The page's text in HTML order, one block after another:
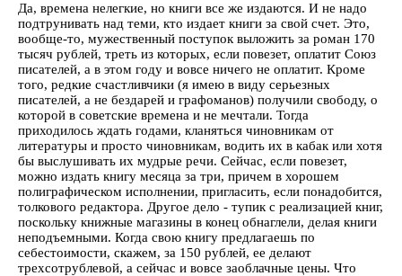
Да, времена нелегкие, но книги все же издаются. И не надо
подтрунивать над теми, кто издает книги за свой счет. Это,
вообще-то, мужественный поступок выложить за роман 170
тысяч рублей, треть из которых, если повезет, оплатит Союз
писателей, а в этом году и вовсе ничего не оплатит. Кроме
того, редкие счастливчики (я имею в виду серьезных
писателей, а не бездарей и графоманов) получили свободу, о
которой в советские времена и не мечтали. Тогда
приходилось ждать годами, кланяться чиновникам от
литературы и просто чиновникам, водить их в кабак или хотя
бы выслушивать их мудрые речи. Сейчас, если повезет,
можно издать книгу месяца за три, причем в хорошем
полиграфическом исполнении, пригласить, если понадобится,
толкового редактора. Другое дело - тупик с реализацией книг,
поскольку книжные магазины в конец обнаглели, делая книги
неподъемными. Когда свою книгу предлагаешь по
себестоимости, скажем, за 150 рублей, ее делают
трехсотрублевой, а сейчас и вовсе заоблачные цены. Что